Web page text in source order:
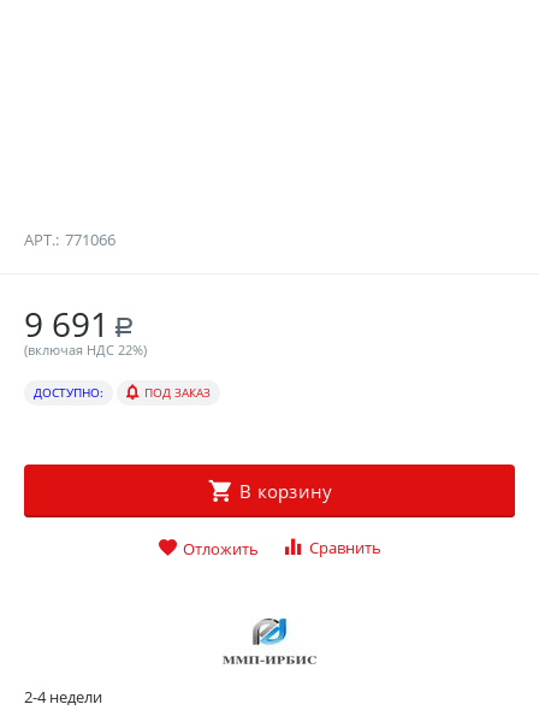
АРТ.: 771066
9 691 Р
(включая НДС 22%)
ДОСТУПНО: ПОД ЗАКАЗ
В корзину
Отложить Сравнить
2-4 недели